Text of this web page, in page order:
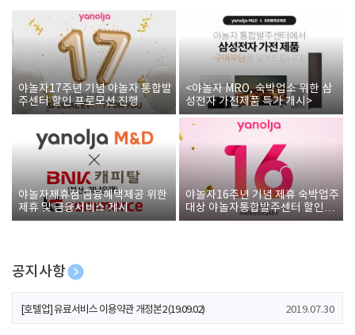
야놀자17주년 기념 야놀자 통합발
주센터 할인 프로모션 진행
<야놀자 MRO, 숙박업소 위한 삼
성전자 가전제품 특가 개시>
야놀자제휴점 금융혜택제공 위한
제휴 및 금융서비스 게시
야놀자16주년 기념 제휴 숙박업주
대상 야놀자통합발주센터 할인쿠
폰 증정
공지사항
[호텔업] 개인정보 처리방침 개정본1 (19.09.02)
[호텔업] 유료서비스 이용약관 개정본2 (19.09.02) 2019.07.30